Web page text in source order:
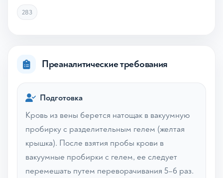
283
Преаналитические требования
Подготовка
Кровь из вены берется натощак в вакуумную
пробирку с разделительным гелем (желтая
крышка). После взятия пробы крови в
вакуумные пробирки с гелем, ее следует
перемешать путем переворачивания 5–6 раз.